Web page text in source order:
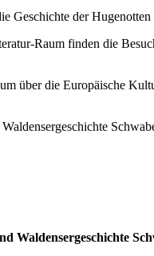
Geschichte der
Raum finden die
über die Europäische
Waldensergeschichte